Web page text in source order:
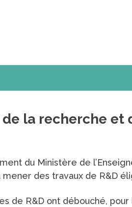
la recherche
du Ministère de
mener des travaux de R&D
de R&D ont débouché,